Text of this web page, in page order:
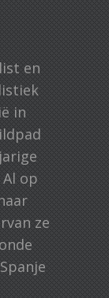
en
in
op
ze